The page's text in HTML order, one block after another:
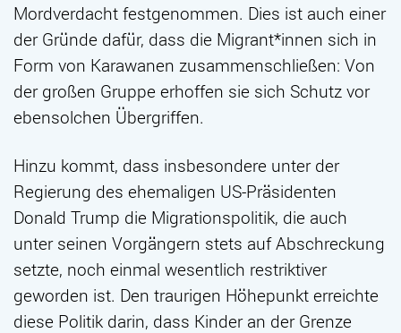
Mordverdacht festgenommen. Dies ist auch einer
der Gründe dafür, dass die Migrant*innen sich in
Form von Karawanen zusammenschließen: Von
der großen Gruppe erhoffen sie sich Schutz vor
ebensolchen Übergriffen.
Hinzu kommt, dass insbesondere unter der
Regierung des ehemaligen US-Präsidenten
Donald Trump die Migrationspolitik, die auch
unter seinen Vorgängern stets auf Abschreckung
setzte, noch einmal wesentlich restriktiver
geworden ist. Den traurigen Höhepunkt erreichte
diese Politik darin, dass Kinder an der Grenze